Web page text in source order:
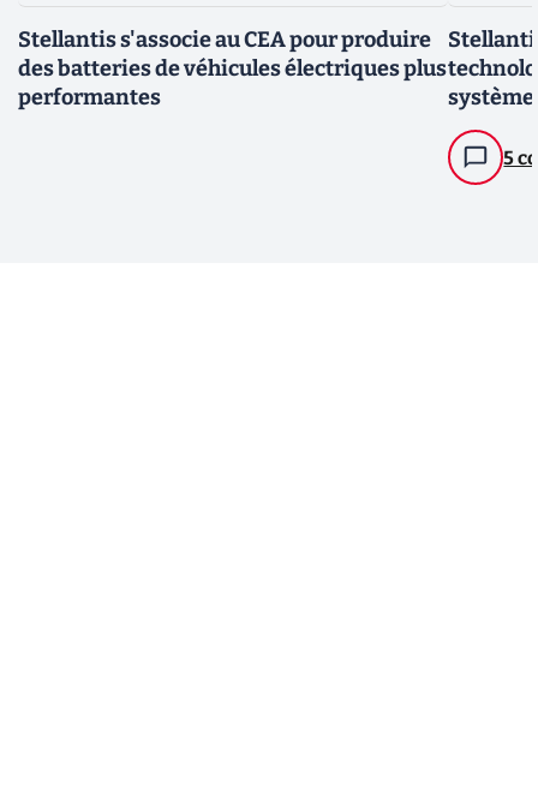
Stellantis s'associe au CEA pour produire
des batteries de véhicules électriques plus
performantes
5